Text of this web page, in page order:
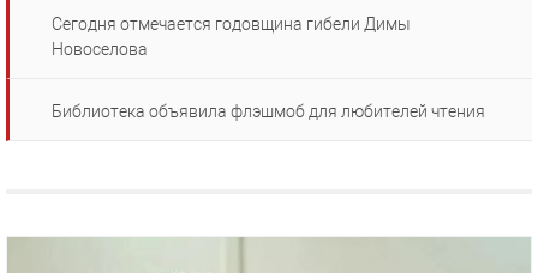
Сегодня отмечается годовщина гибели Димы
Новоселова
Библиотека объявила флэшмоб для любителей чтения